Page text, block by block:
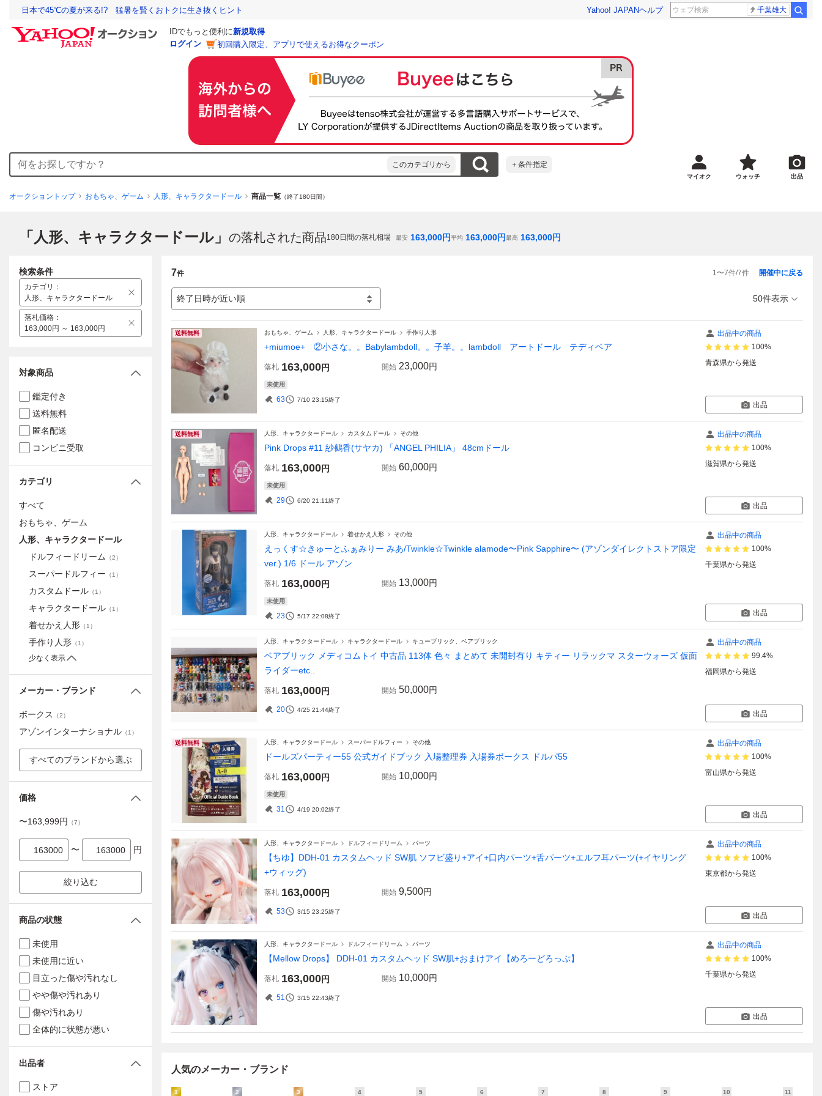
日本で45℃の夏が来る!? 猛暑を賢くおトクに生き抜くヒント Yahoo! JAPANヘルプ 千葉雄大
IDでもっと便利に新規取得
ログイン
初回購入限定、アプリで使えるお得なクーポン
このカテゴリから ＋条件指定
マイオク ウォッチ 出品
オークショントップ おもちゃ、ゲーム 人形、キャラクタードール 商品一覧 （終了180日間）
「人形、キャラクタードール」 の落札された商品180日間の落札相場 最安 163,000円平均 163,000円最高 163,000円
7件 1〜7件/7件
終了日時が近い順
開催中に戻る
50件表示
送料無料 おもちゃ、ゲーム 人形、キャラクタードール 手作り人形
+miumoe+ ②小さな。。Babylambdoll。。子羊。。lambdoll アートドール テディベア
落札 163,000円 開始 23,000円
未使用
63 7/10 23:15終了
出品中の商品
100%
青森県から発送
出品
送料無料 人形、キャラクタードール カスタムドール その他
Pink Drops #11 紗鵺香(サヤカ) 「ANGEL PHILIA」 48cmドール
落札 163,000円 開始 60,000円
未使用
29 6/20 21:11終了
出品中の商品
100%
滋賀県から発送
出品
人形、キャラクタードール 着せかえ人形 その他
えっくす☆きゅーとふぁみりー みあ/Twinkle☆Twinkle alamode〜Pink Sapphire〜 (アゾンダイレクトストア限定
ver.) 1/6 ドール アゾン
落札 163,000円 開始 13,000円
未使用
23 5/17 22:08終了
出品中の商品
100%
千葉県から発送
出品
人形、キャラクタードール キャラクタードール キューブリック、ベアブリック
ベアブリック メディコムトイ 中古品 113体 色々 まとめて 未開封有り キティー リラックマ スターウォーズ 仮面
ライダーetc..
落札 163,000円 開始 50,000円
20 4/25 21:44終了
出品中の商品
99.4%
福岡県から発送
出品
送料無料 人形、キャラクタードール スーパードルフィー その他
ドールズパーティー55 公式ガイドブック 入場整理券 入場券ボークス ドルパ55
落札 163,000円 開始 10,000円
未使用
31 4/19 20:02終了
出品中の商品
100%
富山県から発送
出品
人形、キャラクタードール ドルフィードリーム パーツ
【ちゆ】DDH-01 カスタムヘッド SW肌 ソフビ盛り+アイ+口内パーツ+舌パーツ+エルフ耳パーツ(+イヤリング
+ウィッグ)
落札 163,000円 開始 9,500円
53 3/15 23:25終了
出品中の商品
100%
東京都から発送
出品
人形、キャラクタードール ドルフィードリーム パーツ
【Mellow Drops】 DDH-01 カスタムヘッド SW肌+おまけアイ【めろーどろっぷ】
落札 163,000円 開始 10,000円
51 3/15 22:43終了
出品中の商品
100%
千葉県から発送
出品
人気のメーカー・ブランド
1 2 3 4 5 6 7 8 9 10 11
検索条件
カテゴリ ：
人形、キャラクタードール
落札価格 ：
163,000円 ～ 163,000円
対象商品
鑑定付き
送料無料
匿名配送
コンビニ受取
カテゴリ
すべて
おもちゃ、ゲーム
人形、キャラクタードール
ドルフィードリーム
（2）
スーパードルフィー （1 ）
カスタムドール （1 ）
キャラクタードール （1 ）
着せかえ人形 （1 ）
手作り人形 （1 ）
少なく表示
メーカー・ブランド
ボークス （2）
アゾンインターナショナル （1 ）
すべてのブランドから選ぶ
価格
〜163,999円 （7）
〜 円
絞り込む
商品の状態
未使用
未使用に近い
目立った傷や汚れなし
やや傷や汚れあり
傷や汚れあり
全体的に状態が悪い
出品者
ストア